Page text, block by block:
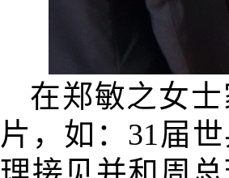
在郑敏之女
片，如： 31届